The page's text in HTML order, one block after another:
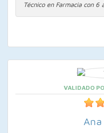
Técnico en Farmacia con 6
VALIDADO